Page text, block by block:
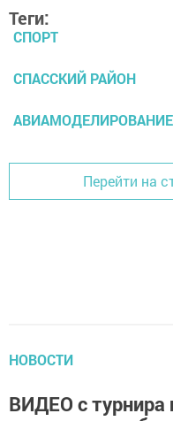
Теги:
СПОРТ
СПАССКИЙ РАЙОН
АВИАМОДЕЛИРОВАНИЕ
Перейти на
НОВОСТИ
ВИДЕО с турнира